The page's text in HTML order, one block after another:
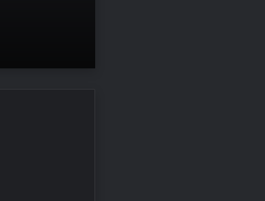
Türkiye
2 bölge 5
alarmı!